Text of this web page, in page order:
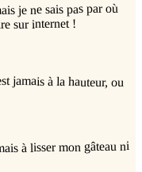
je ne sais pas par où
sur internet !
jamais à la hauteur, ou
à lisser mon gâteau ni